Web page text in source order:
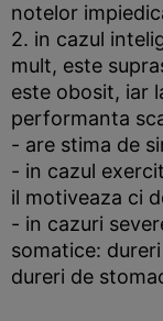
notelor
2. in cazul
mult, este
este obosit, iar
performanta
- are stima de
- in cazul
il motiveaza ci
- in cazuri
somatice:
dureri de